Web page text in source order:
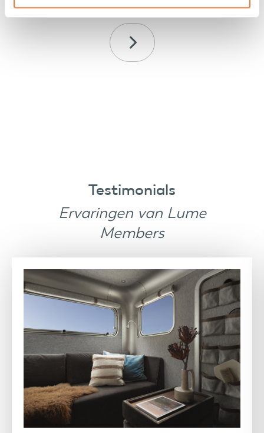
Testimonials
Ervaringen van Lume
Members